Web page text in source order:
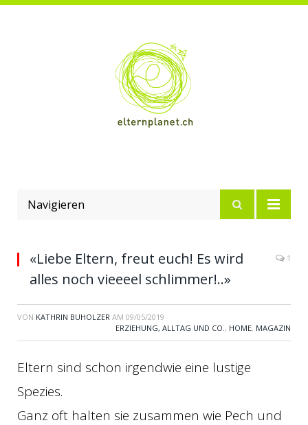
Navigieren
«Liebe Eltern, freut euch! Es wird
alles noch vieeeel schlimmer!..»
1
VON KATHRIN BUHOLZER AM 09/05/2019
ERZIEHUNG, ALLTAG UND CO., HOME, MAGAZIN
Eltern sind schon irgendwie eine lustige
Spezies.
Ganz oft halten sie zusammen wie Pech und